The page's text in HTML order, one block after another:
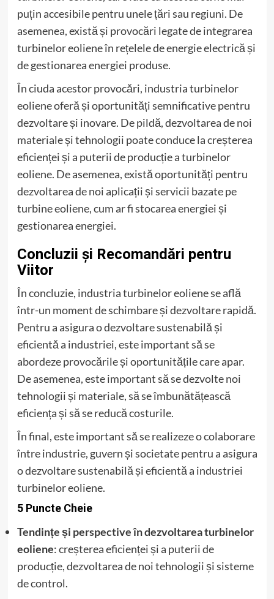
puțin accesibile pentru unele țări sau regiuni. De
asemenea, există și provocări legate de integrarea
turbinelor eoliene în rețelele de energie electrică și
de gestionarea energiei produse.
În ciuda acestor provocări, industria turbinelor
eoliene oferă și oportunități semnificative pentru
dezvoltare și inovare. De pildă, dezvoltarea de noi
materiale și tehnologii poate conduce la creșterea
eficienței și a puterii de producție a turbinelor
eoliene. De asemenea, există oportunități pentru
dezvoltarea de noi aplicații și servicii bazate pe
turbine eoliene, cum ar fi stocarea energiei și
gestionarea energiei.
Concluzii și Recomandări pentru
Viitor
În concluzie, industria turbinelor eoliene se află
într-un moment de schimbare și dezvoltare rapidă.
Pentru a asigura o dezvoltare sustenabilă și
eficientă a industriei, este important să se
abordeze provocările și oportunitățile care apar.
De asemenea, este important să se dezvolte noi
tehnologii și materiale, să se îmbunătățească
eficiența și să se reducă costurile.
În final, este important să se realizeze o colaborare
între industrie, guvern și societate pentru a asigura
o dezvoltare sustenabilă și eficientă a industriei
turbinelor eoliene.
5 Puncte Cheie
Tendințe și perspective în dezvoltarea turbinelor
eoliene: creșterea eficienței și a puterii de
producție, dezvoltarea de noi tehnologii și sisteme
de control.